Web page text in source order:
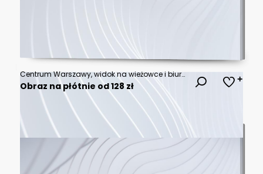
Centrum Warszawy, widok na wieżowce i biurowce, zbliżenie z lotu ptaka z drona, słońce, wiosna, niebieskie niebo, panorama miasta
Obraz na płótnie od 128 zł